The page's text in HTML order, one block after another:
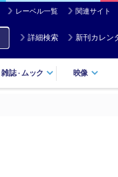
レーベル一覧 関連サイト
詳細検索 新刊カレン
雑誌・ ムック 映像